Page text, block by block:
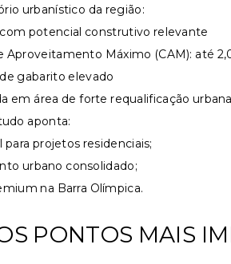
urbanístico da região:
potencial construtivo relevante
Aproveitamento Máximo (CAM): até
gabarito elevado
em área de forte requalificação urbana
aponta:
projetos residenciais;
urbano consolidado;
na Barra Olímpica.
PONTOS MAIS